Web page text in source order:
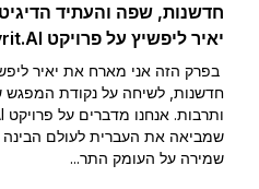
חדשנות, שפה והעתיד
יאיר ליפשיץ על פרויקט Ivrit.AI
בפרק הזה אני מארח את יאיר
חדשנות, לשיחה על נקודת המפגש
שמביאה את העברית לעולם
שמירה על העומק התר...